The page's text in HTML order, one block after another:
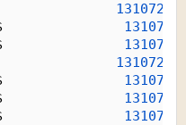
131072
131072
131072
131072
131072
131072
131072